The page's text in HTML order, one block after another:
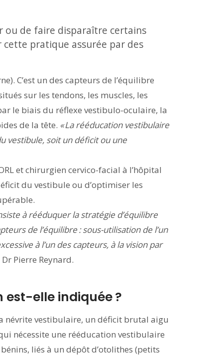
ou de faire disparaître certains
pratique assurée par des
C’est un des capteurs de l’équilibre
sur les tendons, les muscles, les
le biais du réflexe vestibulo-oculaire, la
de la tête. « La rééducation vestibulaire
vestibule, soit un déficit ou une
et chirurgien cervico-facial à l’hôpital
du vestibule ou d’optimiser les
à rééduquer la stratégie d’équilibre
de l’équilibre : sous-utilisation de l’un
à l’un des capteurs, à la vision par
Pierre Reynard.
est-elle indiquée ?
névrite vestibulaire, un déficit brutal aigu
nécessite une rééducation vestibulaire
liés à un dépôt d’otolithes (petits